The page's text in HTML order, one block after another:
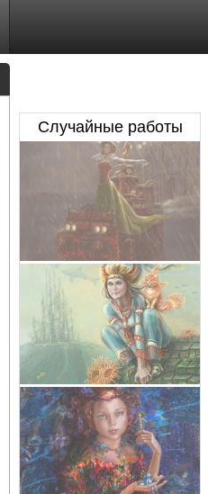
Случайные работы